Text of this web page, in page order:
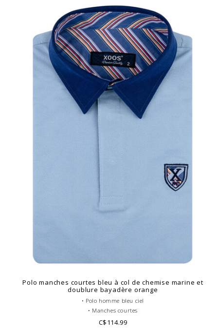
• Doublure à motifs
• Look casual
Polo manches courtes bleu à col de chemise marine et
doublure bayadère orange
• Polo homme bleu ciel
• Manches courtes
• Coupe ajustée ou cintrée
C$114.99